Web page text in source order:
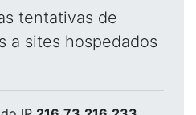
tentativas de
a sites hospedados